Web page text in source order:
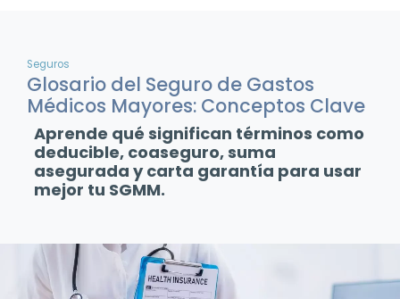
Seguros
Glosario del Seguro de Gastos
Médicos Mayores: Conceptos Clave
Aprende qué significan términos como
deducible, coaseguro, suma
asegurada y carta garantía para usar
mejor tu SGMM.